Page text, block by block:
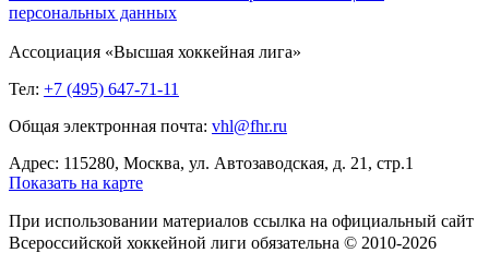
персональных данных
Ассоциация «Высшая хоккейная лига»
Тел: +7 (495) 647-71-11
Общая электронная почта: vhl@fhr.ru
Адрес: 115280, Москва, ул. Автозаводская, д. 21, стр.1
Показать на карте
При использовании материалов ссылка на официальный сайт
Всероссийской хоккейной лиги обязательна © 2010-2026